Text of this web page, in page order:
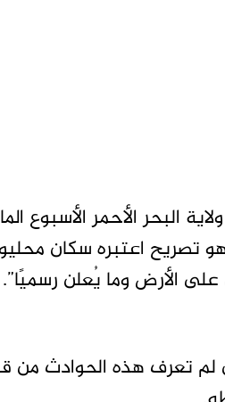
البحر الأحمر الأسبوع
تصريح اعتبره سكان
الأرض وما يُعلن رسميًا”.
تعرف هذه الحوادث من